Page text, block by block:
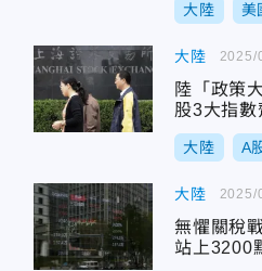
大陸 美
大陸
陸「政策
股3大指
大陸 A
2025/
大陸
無懼關稅
站上3200
2025/